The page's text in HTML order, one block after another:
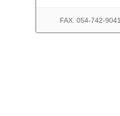
FAX. 054-742-9041